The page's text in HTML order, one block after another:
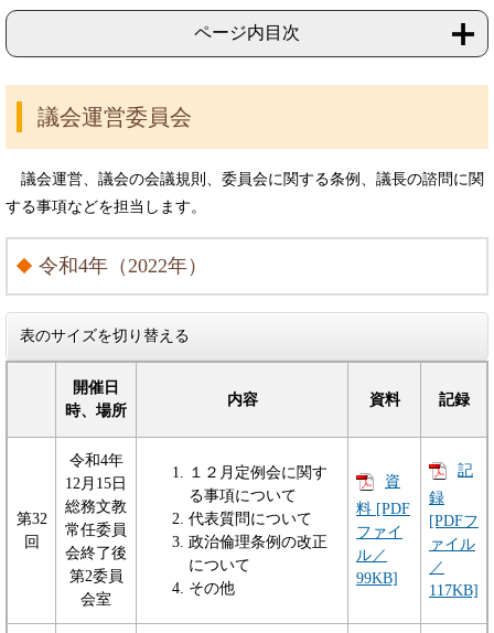
ページ内目次
議会運営委員会
議会運営、議会の会議規則、委員会に関する条例、議長の諮問に関
する事項などを担当します。
令和4年（2022年）
表のサイズを切り替える
開催日
時、場所
内容 資料 記録
第32
回
令和4年
12月15日
総務文教
常任委員
会終了後
第2委員
会室
１２月定例会に関す
る事項について
代表質問について
政治倫理条例の改正
について
その他
資
料 [PDF
ファイ
ル／
99KB]
記
録
[PDFフ
ァイル
／
117KB]